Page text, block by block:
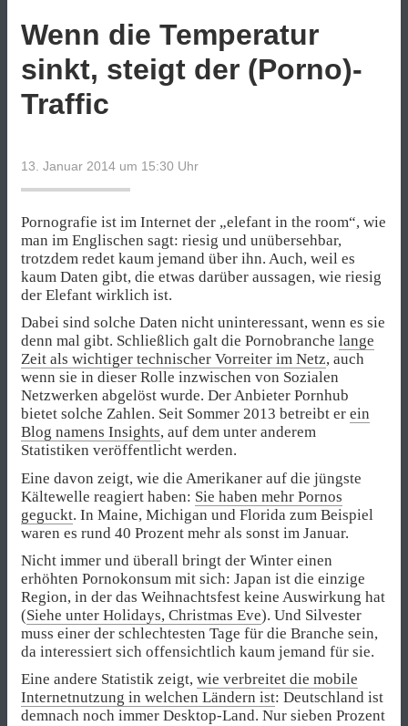
Wenn die Temperatur
sinkt, steigt der (Porno)-
Traffic
13. Januar 2014 um 15:30 Uhr
Pornografie ist im Internet der „elefant in the room“, wie
man im Englischen sagt: riesig und unübersehbar,
trotzdem redet kaum jemand über ihn. Auch, weil es
kaum Daten gibt, die etwas darüber aussagen, wie riesig
der Elefant wirklich ist.
Dabei sind solche Daten nicht uninteressant, wenn es sie
denn mal gibt. Schließlich galt die Pornobranche lange
Zeit als wichtiger technischer Vorreiter im Netz, auch
wenn sie in dieser Rolle inzwischen von Sozialen
Netzwerken abgelöst wurde. Der Anbieter Pornhub
bietet solche Zahlen. Seit Sommer 2013 betreibt er ein
Blog namens Insights, auf dem unter anderem
Statistiken veröffentlicht werden.
Eine davon zeigt, wie die Amerikaner auf die jüngste
Kältewelle reagiert haben: Sie haben mehr Pornos
geguckt. In Maine, Michigan und Florida zum Beispiel
waren es rund 40 Prozent mehr als sonst im Januar.
Nicht immer und überall bringt der Winter einen
erhöhten Pornokonsum mit sich: Japan ist die einzige
Region, in der das Weihnachtsfest keine Auswirkung hat
(Siehe unter Holidays, Christmas Eve). Und Silvester
muss einer der schlechtesten Tage für die Branche sein,
da interessiert sich offensichtlich kaum jemand für sie.
Eine andere Statistik zeigt, wie verbreitet die mobile
Internetnutzung in welchen Ländern ist: Deutschland ist
demnach noch immer Desktop-Land. Nur sieben Prozent